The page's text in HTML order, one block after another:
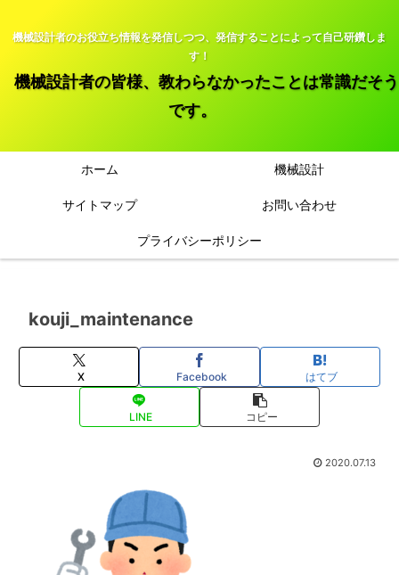
機械設計者のお役立ち情報を発信しつつ、発信することによって自己研鑽しま
す！
機械設計者の皆様、教わらなかったことは常識だそう
です。
ホーム 機械設計
サイトマップ お問い合わせ
プライバシーポリシー
kouji_maintenance
X Facebook はてブ
LINE コピー
2020.07.13